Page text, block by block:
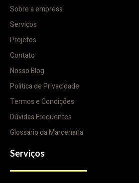
Sobre a empresa
Serviços
Projetos
Contato
Nosso Blog
Politica de Privacidade
Termos e Condições
Dúvidas Frequentes
Glossário da Marcenaria
Serviços